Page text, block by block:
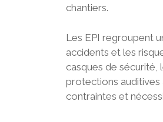
chantiers.
Les EPI regroupent
accidents et les
casques de sécurité,
protections auditives
contraintes et